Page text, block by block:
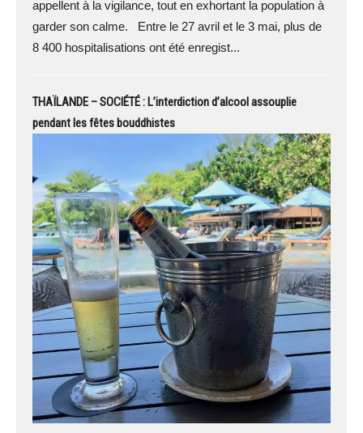
appellent à la vigilance, tout en exhortant la population à
garder son calme. Entre le 27 avril et le 3 mai, plus de
8 400 hospitalisations ont été enregist...
THAÏLANDE – SOCIÉTÉ : L’interdiction d’alcool assouplie
pendant les fêtes bouddhistes